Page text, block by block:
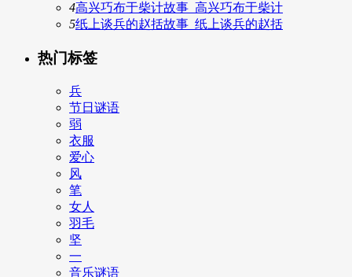
4高兴巧布于柴计故事_高兴巧布于柴计
5纸上谈兵的赵括故事_纸上谈兵的赵括
热门标签
兵
节日谜语
弱
衣服
爱心
风
笔
女人
羽毛
坚
一
音乐谜语